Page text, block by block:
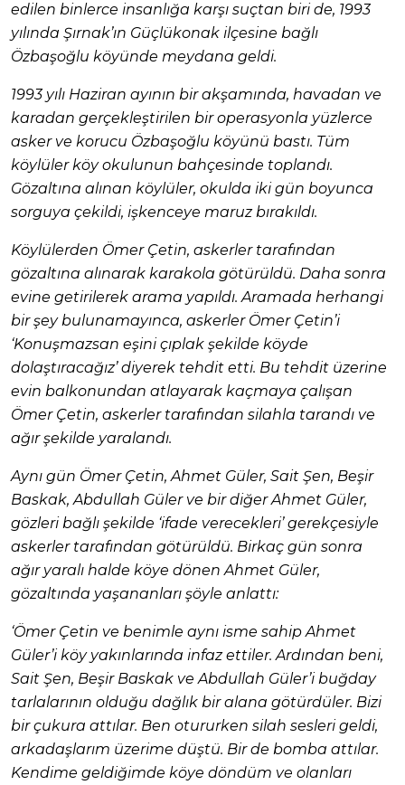
edilen binlerce insanlığa karşı suçtan biri de, 1993
yılında Şırnak’ın Güçlükonak ilçesine bağlı
Özbaşoğlu köyünde meydana geldi.
1993 yılı Haziran ayının bir akşamında, havadan ve
karadan gerçekleştirilen bir operasyonla yüzlerce
asker ve korucu Özbaşoğlu köyünü bastı. Tüm
köylüler köy okulunun bahçesinde toplandı.
Gözaltına alınan köylüler, okulda iki gün boyunca
sorguya çekildi, işkenceye maruz bırakıldı.
Köylülerden Ömer Çetin, askerler tarafından
gözaltına alınarak karakola götürüldü. Daha sonra
evine getirilerek arama yapıldı. Aramada herhangi
bir şey bulunamayınca, askerler Ömer Çetin’i
‘Konuşmazsan eşini çıplak şekilde köyde
dolaştıracağız’ diyerek tehdit etti. Bu tehdit üzerine
evin balkonundan atlayarak kaçmaya çalışan
Ömer Çetin, askerler tarafından silahla tarandı ve
ağır şekilde yaralandı.
Aynı gün Ömer Çetin, Ahmet Güler, Sait Şen, Beşir
Baskak, Abdullah Güler ve bir diğer Ahmet Güler,
gözleri bağlı şekilde ‘ifade verecekleri’ gerekçesiyle
askerler tarafından götürüldü. Birkaç gün sonra
ağır yaralı halde köye dönen Ahmet Güler,
gözaltında yaşananları şöyle anlattı:
‘Ömer Çetin ve benimle aynı isme sahip Ahmet
Güler’i köy yakınlarında infaz ettiler. Ardından beni,
Sait Şen, Beşir Baskak ve Abdullah Güler’i buğday
tarlalarının olduğu dağlık bir alana götürdüler. Bizi
bir çukura attılar. Ben otururken silah sesleri geldi,
arkadaşlarım üzerime düştü. Bir de bomba attılar.
Kendime geldiğimde köye döndüm ve olanları